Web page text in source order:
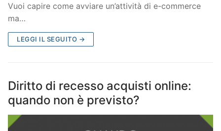
Vuoi capire come avviare un’attività di e-commerce
ma…
LEGGI IL SEGUITO →
Diritto di recesso acquisti online:
quando non è previsto?